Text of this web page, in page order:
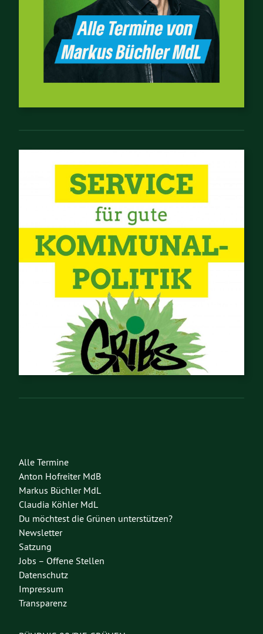
Alle Termine
Anton Hofreiter MdB
Markus Büchler MdL
Claudia Köhler MdL
Du möchtest die Grünen unterstützen?
Newsletter
Satzung
Jobs – Offene Stellen
Datenschutz
Impressum
Transparenz